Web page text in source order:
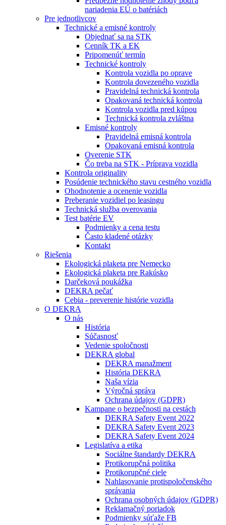
nariadenia EÚ o batériách
Pre jednotlivcov
Technické a emisné kontroly
Objednať sa na STK
Cenník TK a EK
Pripomenúť termín
Technické kontroly
Kontrola vozidla po oprave
Kontrola dovezeného vozidla
Pravidelná technická kontrola
Opakovaná technická kontrola
Kontrola vozidla pred kúpou
Technická kontrola zvláštna
Emisné kontroly
Pravidelná emisná kontrola
Opakovaná emisná kontrola
Overenie STK
Čo treba na STK - Príprava vozidla
Kontrola originality
Posúdenie technického stavu cestného vozidla
Ohodnotenie a ocenenie vozidla
Preberanie vozidiel po leasingu
Technická služba overovania
Test batérie EV
Podmienky a cena testu
Často kladené otázky
Kontakt
Riešenia
Ekologická plaketa pre Nemecko
Ekologická plaketa pre Rakúsko
Darčeková poukážka
DEKRA pečať
Cebia - preverenie histórie vozidla
O DEKRA
O nás
História
Súčasnosť
Vedenie spoločnosti
DEKRA global
DEKRA manažment
História DEKRA
Naša vízia
Výročná správa
Ochrana údajov (GDPR)
Kampane o bezpečnosti na cestách
DEKRA Safety Event 2022
DEKRA Safety Event 2023
DEKRA Safety Event 2024
Legislatíva a etika
Sociálne štandardy DEKRA
Protikorupčná politika
Protikorupčné ciele
Nahlasovanie protispoločenského
správania
Ochrana osobných údajov (GDPR)
Reklamačný poriadok
Podmienky súťaže FB